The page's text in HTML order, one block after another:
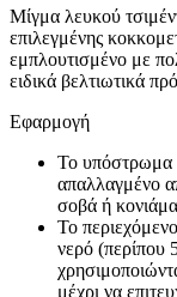
Μίγμα λευκού
επιλεγμένης
εμπλουτισμένο με
ειδικά βελτιωτικά
Εφαρμογή
Το υπόστρωμα
απαλλαγμένο
σοβά ή
Το
νερό (περίπου
μέχρι να